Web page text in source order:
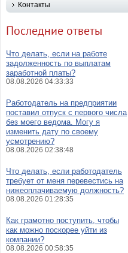
Контакты
Последние ответы
Что делать, если на работе
задолженность по выплатам
заработной платы?
08.08.2026 04:33:33
Работодатель на предприятии
поставил отпуск с первого числа
без моего ведома. Могу я
изменить дату по своему
усмотрению?
08.08.2026 02:38:48
Что делать, если работодатель
требует от меня перевестись на
нижеоплачиваемую должность?
08.08.2026 01:28:35
Как грамотно поступить, чтобы
как можно поскорее уйти из
компании?
08.08.2026 00:58:35